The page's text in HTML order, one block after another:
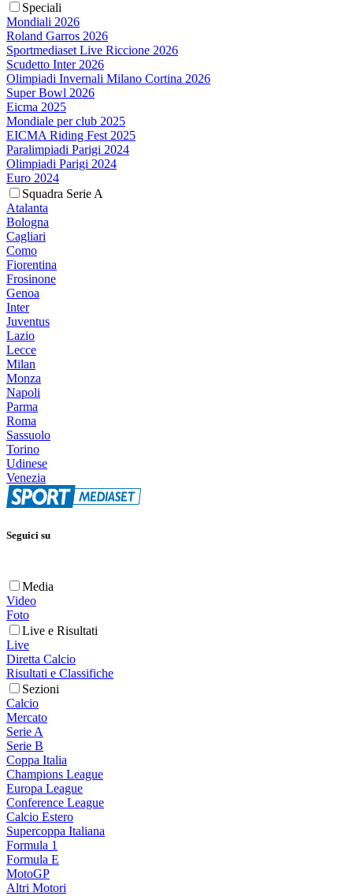
Speciali
Mondiali 2026
Roland Garros 2026
Sportmediaset Live Riccione 2026
Scudetto Inter 2026
Olimpiadi Invernali Milano Cortina 2026
Super Bowl 2026
Eicma 2025
Mondiale per club 2025
EICMA Riding Fest 2025
Paralimpiadi Parigi 2024
Olimpiadi Parigi 2024
Euro 2024
Squadra Serie A
Atalanta
Bologna
Cagliari
Como
Fiorentina
Frosinone
Genoa
Inter
Juventus
Lazio
Lecce
Milan
Monza
Napoli
Parma
Roma
Sassuolo
Torino
Udinese
Venezia
Seguici su
Media
Video
Foto
Live e Risultati
Live
Diretta Calcio
Risultati e Classifiche
Sezioni
Calcio
Mercato
Serie A
Serie B
Coppa Italia
Champions League
Europa League
Conference League
Calcio Estero
Supercoppa Italiana
Formula 1
Formula E
MotoGP
Altri Motori